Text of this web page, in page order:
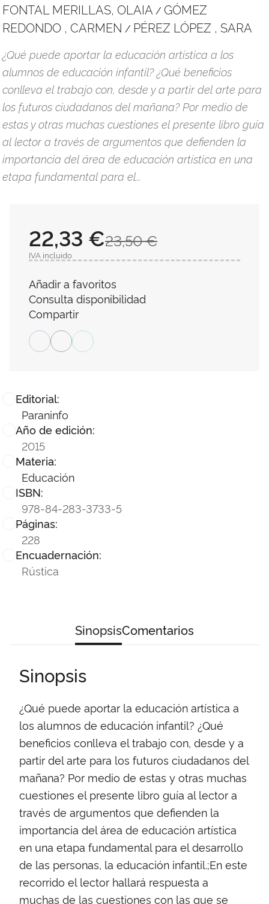
FONTAL MERILLAS, OLAIA / GÓMEZ
REDONDO , CARMEN / PÉREZ LÓPEZ , SARA
¿Qué puede aportar la educación artística a los
alumnos de educación infantil? ¿Qué beneficios
conlleva el trabajo con, desde y a partir del arte para
los futuros ciudadanos del mañana? Por medio de
estas y otras muchas cuestiones el presente libro guía
al lector a través de argumentos que defienden la
importancia del área de educación artística en una
etapa fundamental para el...
Editorial:
Paraninfo
Año de edición:
2015
Materia:
Educación
ISBN:
978-84-283-3733-5
Páginas:
228
Encuadernación:
Rústica
23,50 €
22,33 €
IVA incluido
Añadir a favoritos
Consulta disponibilidad
Compartir
SinopsisComentarios
Sinopsis
¿Qué puede aportar la educación artística a
los alumnos de educación infantil? ¿Qué
beneficios conlleva el trabajo con, desde y a
partir del arte para los futuros ciudadanos del
mañana? Por medio de estas y otras muchas
cuestiones el presente libro guía al lector a
través de argumentos que defienden la
importancia del área de educación artística
en una etapa fundamental para el desarrollo
de las personas, la educación infantil.;En este
recorrido el lector hallará respuesta a
muchas de las cuestiones con las que se